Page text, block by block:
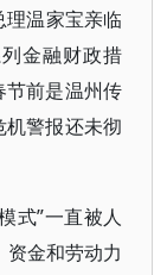
温家宝亲临
金融财政措
前是温州传
警报还未彻
式”一直被人
金和劳动力